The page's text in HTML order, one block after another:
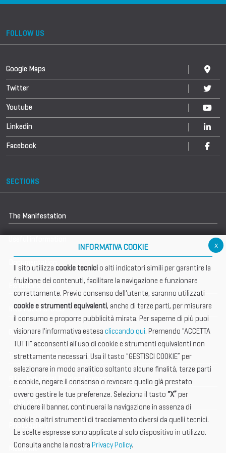
FOLLOW US
Google Maps
Twitter
Youtube
Linkedin
Facebook
SECTIONS
The Manifestation
Exhibitors
International Club
Open Hub
Tax & Legal Global Services
BTI - Industrial Tourism Exchange
News and Announcements
Photogallery
Media Kit
x
INFORMATIVA COOKIE
Il sito utilizza cookie tecnicio alti indicatori simili per garantire la
fruizione dei contenuti, facilitare la navigazione e funzionare
correttamente. Previo consenso dell'utente, saranno utilizzati
cookie e strumenti equivalenti, anche di terze parti, per misurare
il consumo e proporre pubblicità mirata. Per saperne di più puoi
visionare l'informativa estesa cliccando qui. Premendo "ACCETTA
TUTTI" acconsenti all'uso di cookie e strumenti equivalenti non
strettamente necessari. Usa il tasto "GESTISCI COOKIE” per
selezionare in modo analitico soltanto alcune finalità, terze parti
e cookie, negare il consenso o revocare quello già prestato
ovvero gestire le tue preferenze. Seleziona il tasto “X” per
chiudere il banner, continuerai la navigazione in assenza di
cookie o altri strumenti di tracciamento diversi da quelli tecnici.
Le scelte espresse sono applicate al solo dispositivo in utilizzo.
Consulta anche la nostra Privacy Policy.